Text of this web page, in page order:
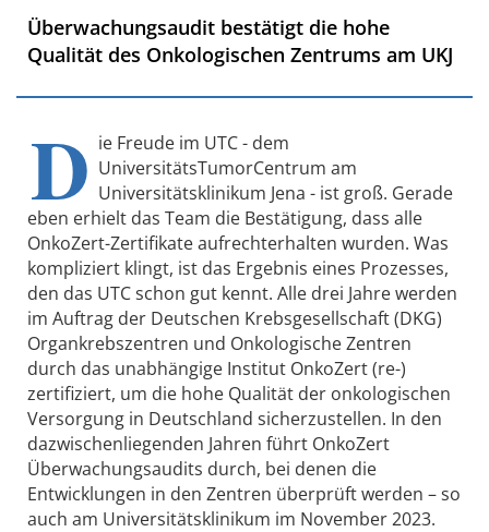
Überwachungsaudit bestätigt die hohe
Qualität des Onkologischen Zentrums am UKJ
D ie Freude im UTC - dem
UniversitätsTumorCentrum am
Universitätsklinikum Jena - ist groß. Gerade
eben erhielt das Team die Bestätigung, dass alle
OnkoZert-Zertifikate aufrechterhalten wurden. Was
kompliziert klingt, ist das Ergebnis eines Prozesses,
den das UTC schon gut kennt. Alle drei Jahre werden
im Auftrag der Deutschen Krebsgesellschaft (DKG)
Organkrebszentren und Onkologische Zentren
durch das unabhängige Institut OnkoZert (re-)
zertifiziert, um die hohe Qualität der onkologischen
Versorgung in Deutschland sicherzustellen. In den
dazwischenliegenden Jahren führt OnkoZert
Überwachungsaudits durch, bei denen die
Entwicklungen in den Zentren überprüft werden – so
auch am Universitätsklinikum im November 2023.